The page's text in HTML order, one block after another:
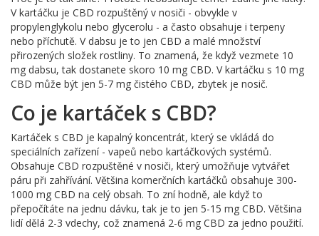
V kartáčku je CBD rozpuštěný v nosiči - obvykle v
propylenglykolu nebo glycerolu - a často obsahuje i terpeny
nebo příchutě. V dabsu je to jen CBD a malé množství
přirozených složek rostliny. To znamená, že když vezmete 10
mg dabsu, tak dostanete skoro 10 mg CBD. V kartáčku s 10 mg
CBD může být jen 5-7 mg čistého CBD, zbytek je nosič.
Co je kartáček s CBD?
Kartáček s CBD je kapalný koncentrát, který se vkládá do
speciálních zařízení - vapeů nebo kartáčkových systémů.
Obsahuje CBD rozpuštěné v nosiči, který umožňuje vytvářet
páru při zahřívání. Většina komerčních kartáčků obsahuje 300-
1000 mg CBD na celý obsah. To zní hodně, ale když to
přepočítáte na jednu dávku, tak je to jen 5-15 mg CBD. Většina
lidí dělá 2-3 vdechy, což znamená 2-6 mg CBD za jedno použití.